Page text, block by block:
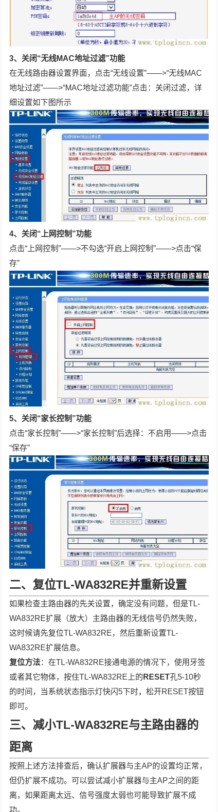
3、关闭“无线MAC地址过滤”功能
在无线路由器设置界面，点击“无线设置”——>“无线MAC
地址过滤”——>“MAC地址过滤功能”点击：关闭过滤，详
细设置如下图所示
4、关闭“上网控制”功能
点击“上网控制”——>不勾选“开启上网控制”——>点击“保
存”
5、关闭“家长控制”功能
点击“家长控制”——>“家长控制”后选择：不启用——>点击
“保存”
二、复位TL-WA832RE并重新设置
如果检查主路由器的先关设置，确定没有问题，但是TL-
WA832RE扩展（放大）主路由器的无线信号仍然失败，
这时候请先复位TL-WA832RE，然后重新设置TL-
WA832RE扩展信息。
复位方法：在TL-WA832RE接通电源的情况下，使用牙签
或者其它物体，按住TL-WA832RE上的 RESET孔5-10秒
的时间，当系统状态指示灯快闪5下时，松开RESET按钮
即可。
三、减小TL-WA832RE与主路由器的
距离
按照上述方法排查后，确认扩展器与主AP的设置均正常，
但仍扩展不成功。可以尝试减小扩展器与主AP之间的距
离，如果距离太远、信号强度太弱也可能导致扩展不成
功。